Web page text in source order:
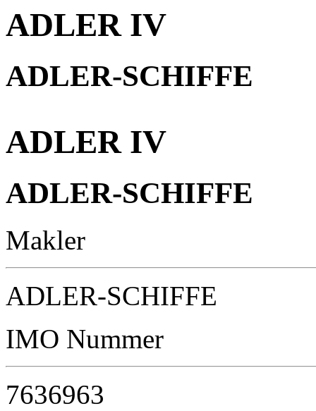
ADLER IV
ADLER-SCHIFFE
ADLER IV
ADLER-SCHIFFE
Makler
ADLER-SCHIFFE
IMO Nummer
7636963